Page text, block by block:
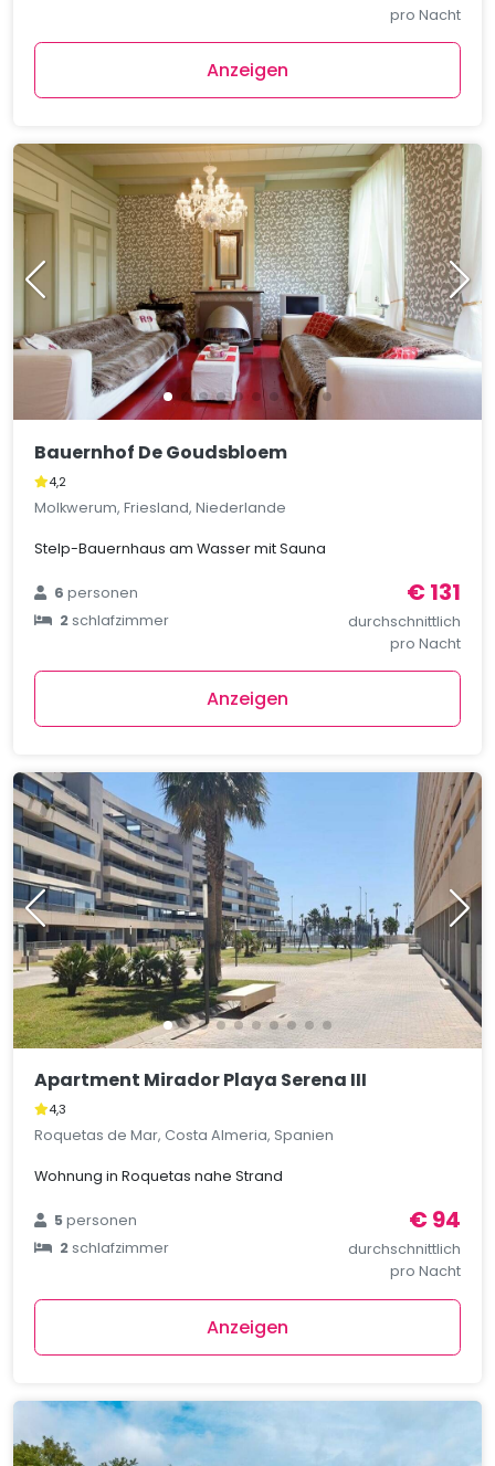
pro Nacht
Anzeigen
Bauernhof De Goudsbloem
4,2
Molkwerum, Friesland, Niederlande
Stelp-Bauernhaus am Wasser mit Sauna
6personen
2schlafzimmer
€ 131
durchschnittlich
pro Nacht
Anzeigen
Apartment Mirador Playa Serena III
4,3
Roquetas de Mar, Costa Almeria, Spanien
Wohnung in Roquetas nahe Strand
5personen
2schlafzimmer
€ 94
durchschnittlich
pro Nacht
Anzeigen